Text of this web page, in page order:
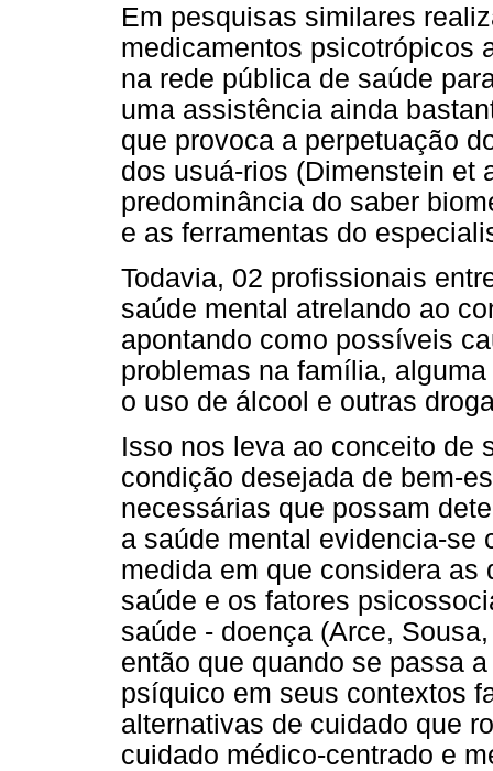
Em pesquisas similares
medicamentos psicotrópicos
na rede pública de saúde
uma assistência ainda
que provoca a perpetuação
dos usuá-rios (Dimenstein et
predominância do saber
e as ferramentas do
Todavia, 02 profissionais
saúde mental atrelando ao
apontando como possíveis
problemas na família,
o uso de álcool e outras
Isso nos leva ao conceito de
condição desejada de bem-
necessárias que possam
a saúde mental evidencia-se
medida em que considera
saúde e os fatores
saúde - doença (Arce,
então que quando se passa
psíquico em seus contextos
alternativas de cuidado que
cuidado médico-centrado e